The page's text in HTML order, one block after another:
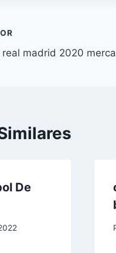
real madrid 2020
De